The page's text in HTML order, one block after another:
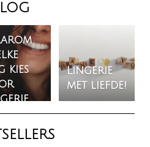
kies
bij mij
Lingerie
met liefde!